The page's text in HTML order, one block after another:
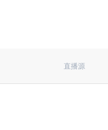
直播源